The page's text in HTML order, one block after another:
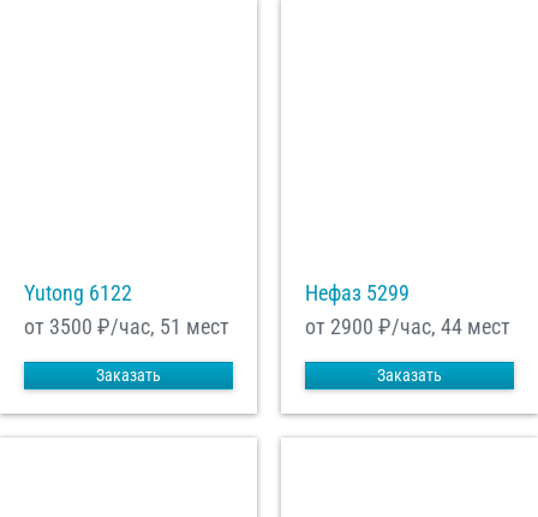
Yutong 6122
от 3500 ₽/час, 51 мест
Заказать
Нефаз 5299
от 2900 ₽/час, 44 мест
Заказать